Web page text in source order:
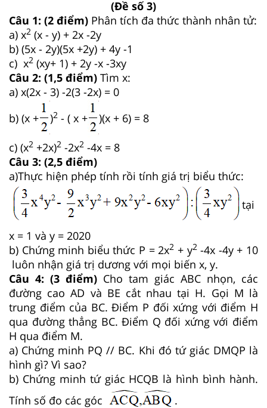
(Đề số 3)
Câu 1: (2 điểm) Phân tích đa thức thành nhân tử:
a) x2 (x - y) + 2x -2y
b) (5x - 2y)(5x +2y) + 4y -1
c) x2 (xy+ 1) + 2y -x -3xy
Câu 2: (1,5 điểm) Tìm x:
a) x(2x - 3) -2(3 -2x) = 0
b) (x +
)2 - ( x + )(x + 6) = 8
c) (x2 +2x)2 -2x2 -4x = 8
Câu 3: (2,5 điểm)
a)Thực hiện phép tính rồi tính giá trị biểu thức:
tại
x = 1 và y = 2020
b) Chứng minh biểu thức P = 2x2 + y2-4x -4y + 10
luôn nhận giá trị dương với mọi biến x, y.
Câu 4: (3 điểm) Cho tam giác ABC nhọn, các
đường cao AD và BE cắt nhau tại H. Gọi M là
trung điểm của BC. Điểm P đối xứng với điểm H
qua đường thẳng BC. Điểm Q đối xứng với điểm
H qua điểm M.
a) Chứng minh PQ // BC. Khi đó tứ giác DMQP là
hình gì? Vì sao?
b) Chứng minh tứ giác HCQB là hình bình hành.
Tính số đo các góc
.